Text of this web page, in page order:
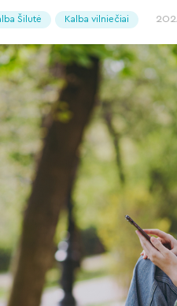
Šilutė Kalba vilniečiai